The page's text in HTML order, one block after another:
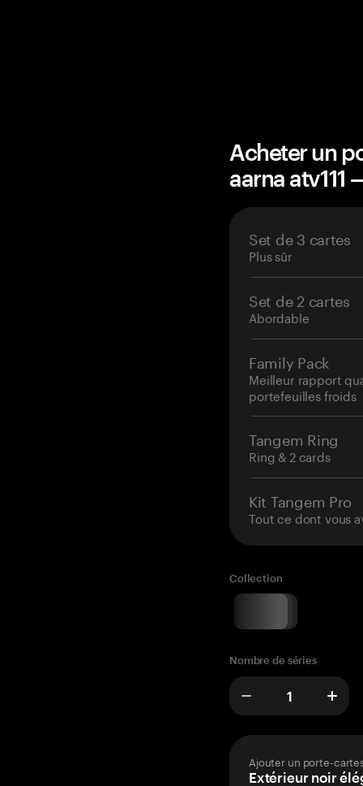
Acheter un
aarna atv111
Set de 3 cartes
Plus sûr
Set de 2 cartes
Abordable
Family Pack
Meilleur rapport
portefeuilles froids
Tangem Ring
Ring & 2 cards
Kit Tangem Pro
Tout ce dont vous
Collection
Nombre de séries
Ajouter un porte-
Extérieur noir